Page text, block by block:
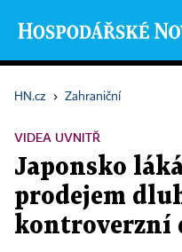
HN.cz › Zahraniční
VIDEA UVNITŘ
Japonsko
prodejem
kontroverzní